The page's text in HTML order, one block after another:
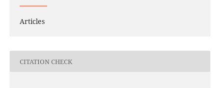
Articles
CITATION CHECK